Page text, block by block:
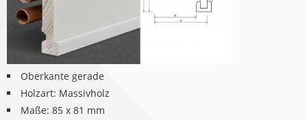
Oberkante gerade
Holzart: Massivholz
Maße: 85 x 81 mm